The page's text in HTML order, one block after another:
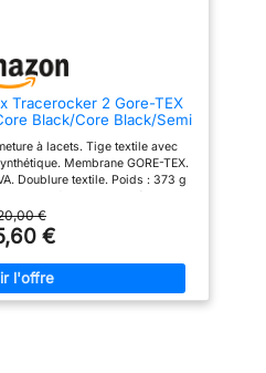
Tracerocker 2 Gore-TEX
Black/Core Black/Semi
à lacets. Tige textile avec
Membrane GORE-TEX.
Doublure textile. Poids : 373 g
intermédiaire : 7 mm (talon : 23
Semelle extérieure Traxion à
20 % de matériaux recyclés.
€
€